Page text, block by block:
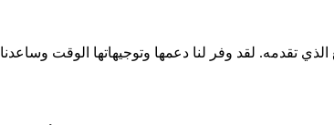
تقدمه. لقد وفر لنا دعمها وتوجيهاتها الوقت وساعدنا